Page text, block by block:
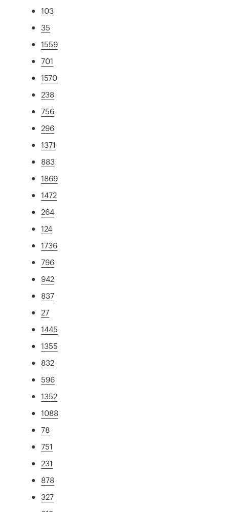
103
35
1559
701
1570
238
756
296
1371
883
1869
1472
264
124
1736
796
942
837
27
1445
1355
832
596
1352
1088
78
751
231
878
327